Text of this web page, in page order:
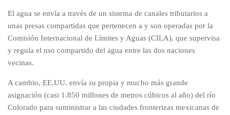
El agua se envía a través de un sistema de canales tributarios a
unas presas compartidas que pertenecen a y son operadas por la
Comisión Internacional de Límites y Aguas (CILA), que supervisa
y regula el uso compartido del agua entre las dos naciones
vecinas.
A cambio, EE.UU. envía su propia y mucho más grande
asignación (casi 1.850 millones de metros cúbicos al año) del río
Colorado para suministrar a las ciudades fronterizas mexicanas de